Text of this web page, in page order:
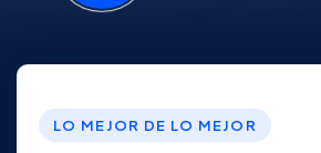
LO MEJOR DE LO MEJOR